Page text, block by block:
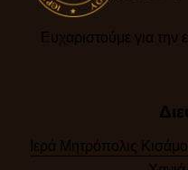
Ευχαριστούμε για την
Ιερά Μητρόπολις